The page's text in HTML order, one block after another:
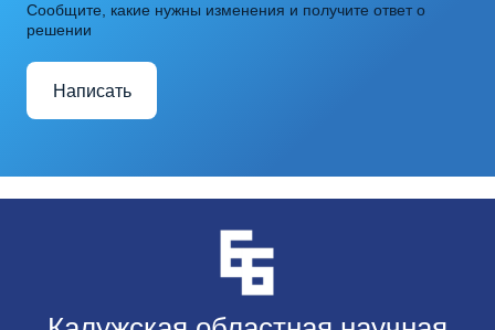
Сообщите, какие нужны изменения и получите ответ о
решении
Написать